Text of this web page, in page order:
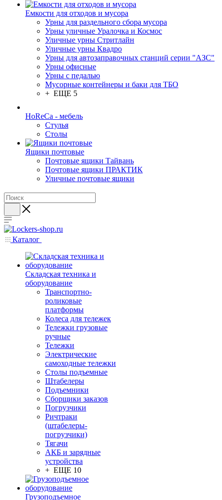
Емкости для отходов и мусора
Урны для раздельного сбора мусора
Урны уличные Уралочка и Космос
Уличные урны Стритлайн
Уличные урны Квадро
Урны для автозаправочных станций серии "АЗС"
Урны офисные
Урны с педалью
Мусорные контейнеры и баки для ТБО
+ ЕЩЕ 5
HoReCa - мебель
Стулья
Столы
Ящики почтовые
Почтовые ящики Тайвань
Почтовые ящики ПРАКТИК
Уличные почтовые ящики
Каталог
Складская техника и
оборудование
Транспортно-
роликовые
платформы
Колеса для тележек
Тележки грузовые
ручные
Тележки
Электрические
самоходные тележки
Столы подъемные
Штабелеры
Подъемники
Сборщики заказов
Погрузчики
Ричтраки
(штабелеры-
погрузчики)
Тягачи
АКБ и зарядные
устройства
+ ЕЩЕ 10
Грузоподъемное